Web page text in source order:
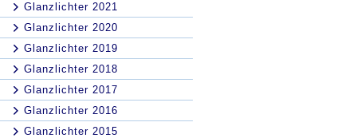
Glanzlichter 2021
Glanzlichter 2020
Glanzlichter 2019
Glanzlichter 2018
Glanzlichter 2017
Glanzlichter 2016
Glanzlichter 2015